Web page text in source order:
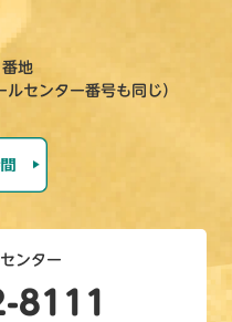
地
センター番号も同じ）
ンター
8111